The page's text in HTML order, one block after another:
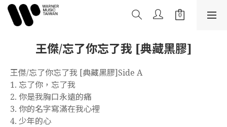
王傑/忘了你忘了我 [典藏黑膠]
王傑/忘了你忘了我 [典藏黑膠]Side A
1. 忘了你，忘了我
2. 你是我胸口永遠的痛
3. 你的名字寫滿在我心裡
4. 少年的心